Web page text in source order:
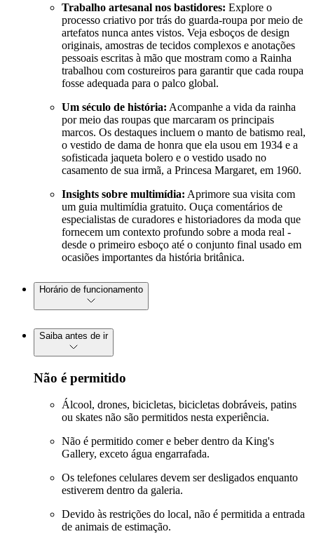
Trabalho artesanal nos bastidores: Explore o
processo criativo por trás do guarda-roupa por meio de
artefatos nunca antes vistos. Veja esboços de design
originais, amostras de tecidos complexos e anotações
pessoais escritas à mão que mostram como a Rainha
trabalhou com costureiros para garantir que cada roupa
fosse adequada para o palco global.
Um século de história: Acompanhe a vida da rainha
por meio das roupas que marcaram os principais
marcos. Os destaques incluem o manto de batismo real,
o vestido de dama de honra que ela usou em 1934 e a
sofisticada jaqueta bolero e o vestido usado no
casamento de sua irmã, a Princesa Margaret, em 1960.
Insights sobre multimídia: Aprimore sua visita com
um guia multimídia gratuito. Ouça comentários de
especialistas de curadores e historiadores da moda que
fornecem um contexto profundo sobre a moda real -
desde o primeiro esboço até o conjunto final usado em
ocasiões importantes da história britânica.
Horário de funcionamento
Saiba antes de ir
Não é permitido
Álcool, drones, bicicletas, bicicletas dobráveis, patins
ou skates não são permitidos nesta experiência.
Não é permitido comer e beber dentro da King's
Gallery, exceto água engarrafada.
Os telefones celulares devem ser desligados enquanto
estiverem dentro da galeria.
Devido às restrições do local, não é permitida a entrada
de animais de estimação.